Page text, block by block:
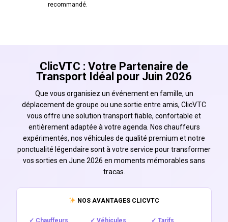
recommandé.
ClicVTC : Votre Partenaire de
Transport Idéal pour Juin 2026
Que vous organisiez un événement en famille, un
déplacement de groupe ou une sortie entre amis, ClicVTC
vous offre une solution transport fiable, confortable et
entièrement adaptée à votre agenda. Nos chauffeurs
expérimentés, nos véhicules de qualité premium et notre
ponctualité légendaire sont à votre service pour transformer
vos sorties en June 2026 en moments mémorables sans
tracas.
NOS AVANTAGES CLICVTC
✓ Chauffeurs
✓ Véhicules
✓ Tarifs